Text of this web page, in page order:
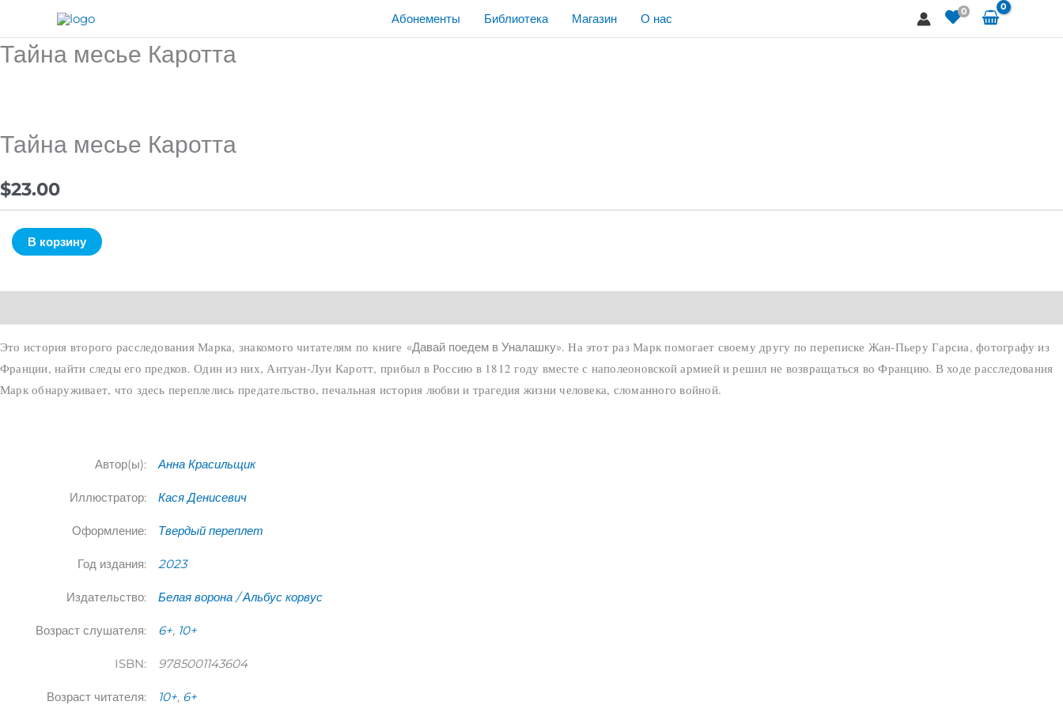
содержимому
Абонементы Библиотека Магазин О нас 0
Тайна месье Каротта
Тайна месье Каротта
$23.00
Количество
Каротта
В корзину
Это история второго расследования Марка, знакомого читателям по книге «Давай поедем в Уналашку». На этот раз Марк помогает своему другу по переписке Жан-Пьеру Гарсиа, фотографу из
Франции, найти следы его предков. Один из них, Антуан-Луи Каротт, прибыл в Россию в 1812 году вместе с наполеоновской армией и решил не возвращаться во Францию. В ходе расследования
Марк обнаруживает, что здесь переплелись предательство, печальная история любви и трагедия жизни человека, сломанного войной.
Автор(ы): Анна Красильщик
Иллюстратор: Кася Денисевич
Оформление: Твердый переплет
Год издания: 2023
Издательство: Белая ворона / Альбус корвус
Возраст слушателя: 6+, 10+
ISBN: 9785001143604
Возраст читателя: 10+, 6+